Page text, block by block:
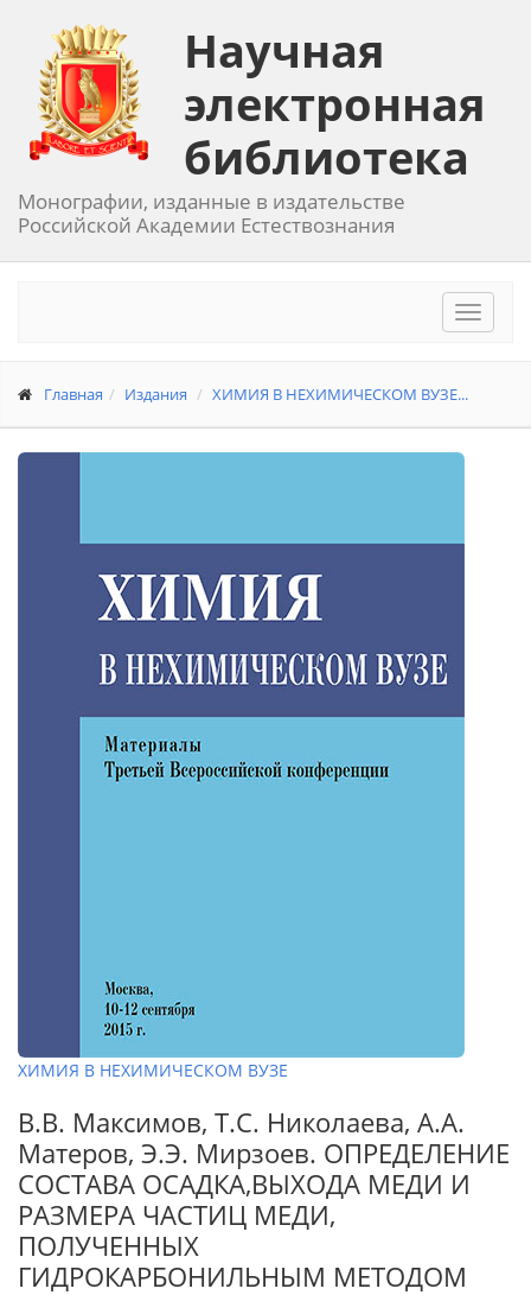
Научная
электронная
библиотека
Монографии, изданные в издательстве
Российской Академии Естествознания
Toggle
Главная Издания ХИМИЯ В НЕХИМИЧЕСКОМ ВУЗЕ...
ХИМИЯ В НЕХИМИЧЕСКОМ ВУЗЕ
В.В. Максимов, Т.С. Николаева, А.А.
Матеров, Э.Э. Мирзоев. ОПРЕДЕЛЕНИЕ
СОСТАВА ОСАДКА,ВЫХОДА МЕДИ И
РАЗМЕРА ЧАСТИЦ МЕДИ,
ПОЛУЧЕННЫХ
ГИДРОКАРБОНИЛЬНЫМ МЕТОДОМ